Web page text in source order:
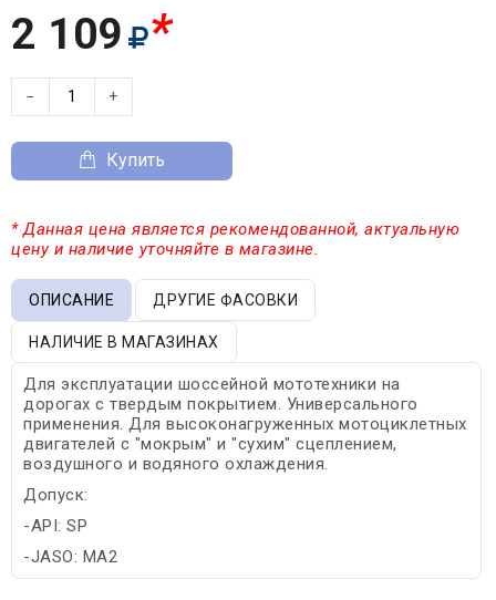
2 109 *
− +
Купить
* Данная цена является рекомендованной, актуальную
цену и наличие уточняйте в магазине.
ОПИСАНИЕ ДРУГИЕ ФАСОВКИ
НАЛИЧИЕ В МАГАЗИНАХ
Для эксплуатации шоссейной мототехники на
дорогах с твердым покрытием. Универсального
применения. Для высоконагруженных мотоциклетных
двигателей с "мокрым" и "сухим" сцеплением,
воздушного и водяного охлаждения.
Допуск:
-API: SP
-JASO: MA2